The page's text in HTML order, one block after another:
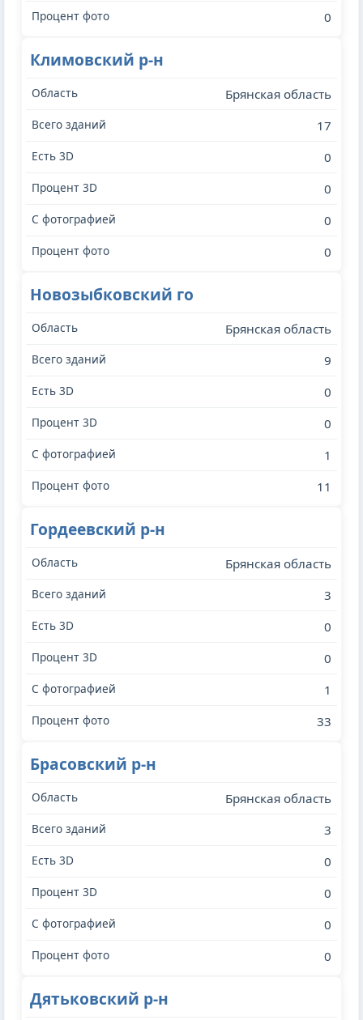
0
Климовский р-н
Брянская область
17
0
0
0
0
Новозыбковский го
Брянская область
9
0
0
1
11
Гордеевский р-н
Брянская область
3
0
0
1
33
Брасовский р-н
Брянская область
3
0
0
0
0
Дятьковский р-н